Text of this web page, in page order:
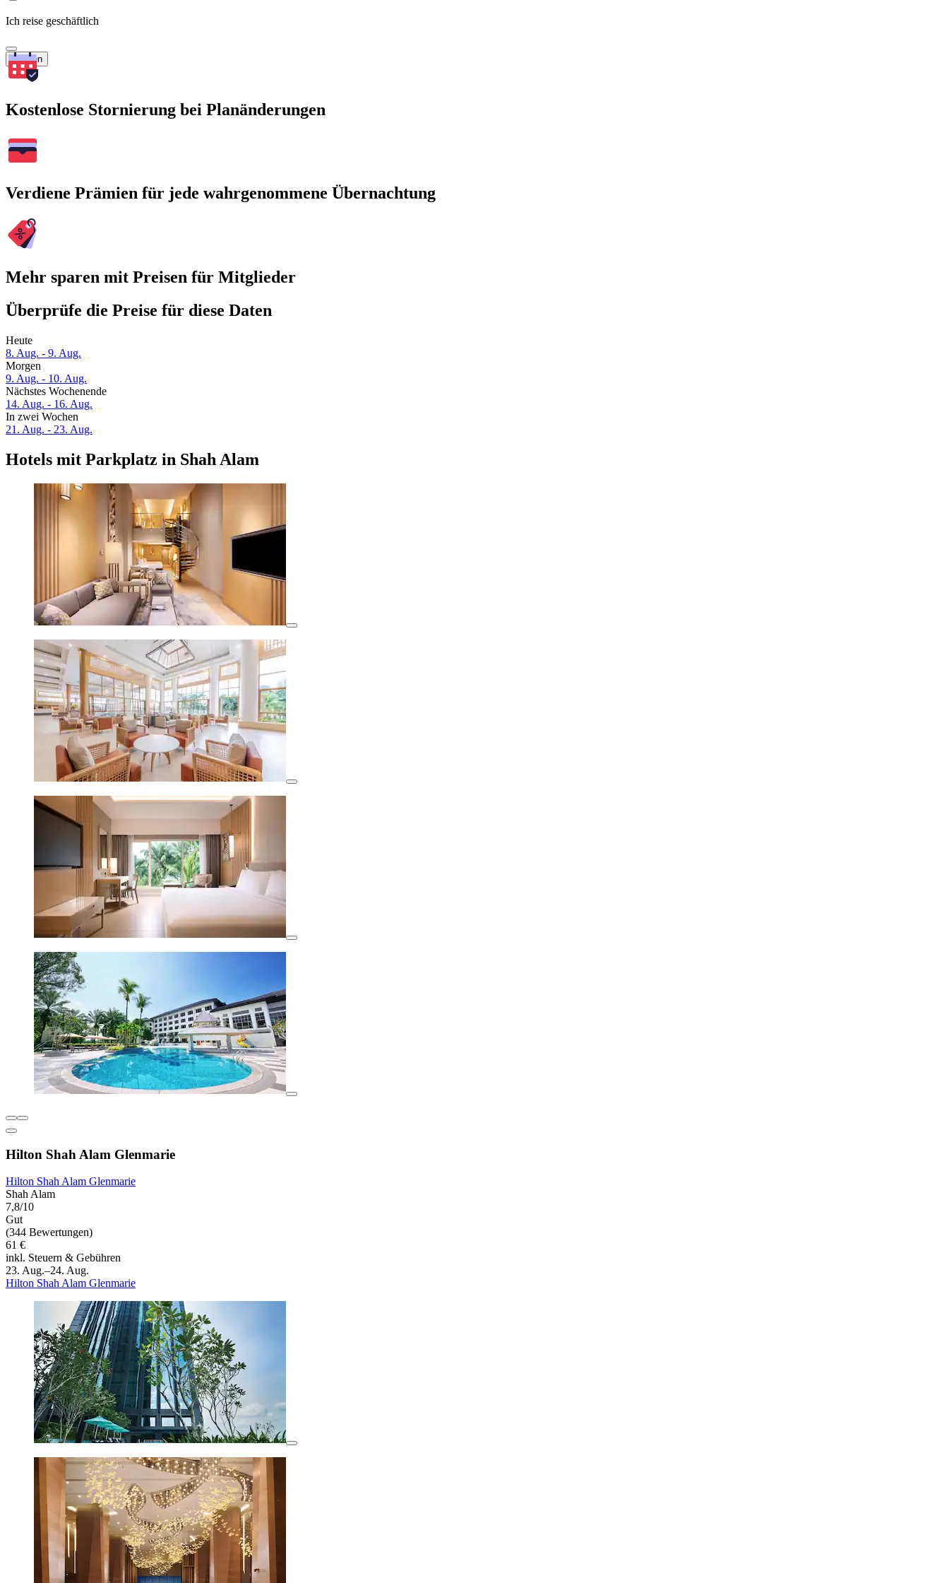
Ich reise geschäftlich
Suchen
Kostenlose Stornierung bei Planänderungen
Verdiene Prämien für jede wahrgenommene Übernachtung
Mehr sparen mit Preisen für Mitglieder
Überprüfe die Preise für diese Daten
Heute
8. Aug. - 9. Aug.
Morgen
9. Aug. - 10. Aug.
Nächstes Wochenende
14. Aug. - 16. Aug.
In zwei Wochen
21. Aug. - 23. Aug.
Hotels mit Parkplatz in Shah Alam
Hilton Shah Alam Glenmarie
Hilton Shah Alam Glenmarie
Shah Alam
7,8/10
Gut
(344 Bewertungen)
61 €
inkl. Steuern & Gebühren
23. Aug.–24. Aug.
Hilton Shah Alam Glenmarie